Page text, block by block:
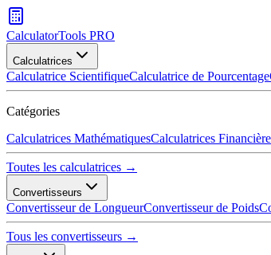
CalculatorTools PRO
Calculatrices
Calculatrice ScientifiqueCalculatrice de Pourcentage
Catégories
Calculatrices MathématiquesCalculatrices
Toutes les calculatrices →
Convertisseurs
Convertisseur de LongueurConvertisseur de Poids
Tous les convertisseurs →